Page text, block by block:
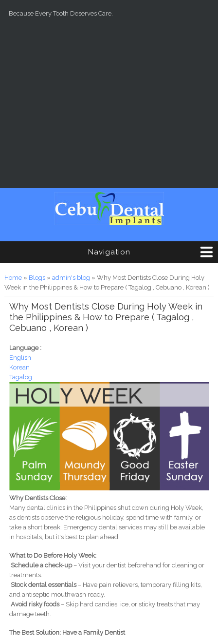
Because Every Tooth Deserves Care.
Navigation
You are here
Home» Blogs» admin's blog » Why Most Dentists Close During Holy
Week in the Philippines & How to Prepare ( Tagalog , Cebuano , Korean )
Why Most Dentists Close During Holy Week in
the Philippines & How to Prepare ( Tagalog ,
Cebuano , Korean )
Language :
English
Korean
Tagalog
Why Dentists Close:
Many dental clinics in the Philippines shut down during Holy Week,
as dentists observe the religious holiday, spend time with family, or
take a short break. Emergency dental services may still be available
in hospitals, but it's best to plan ahead.
What to Do Before Holy Week:
Schedule a check-up– Visit your dentist beforehand for cleaning or
treatments.
Stock dental essentials– Have pain relievers, temporary filling kits,
and antiseptic mouthwash ready.
Avoid risky foods– Skip hard candies, ice, or sticky treats that may
damage teeth.
The Best Solution: Have a Family Dentist